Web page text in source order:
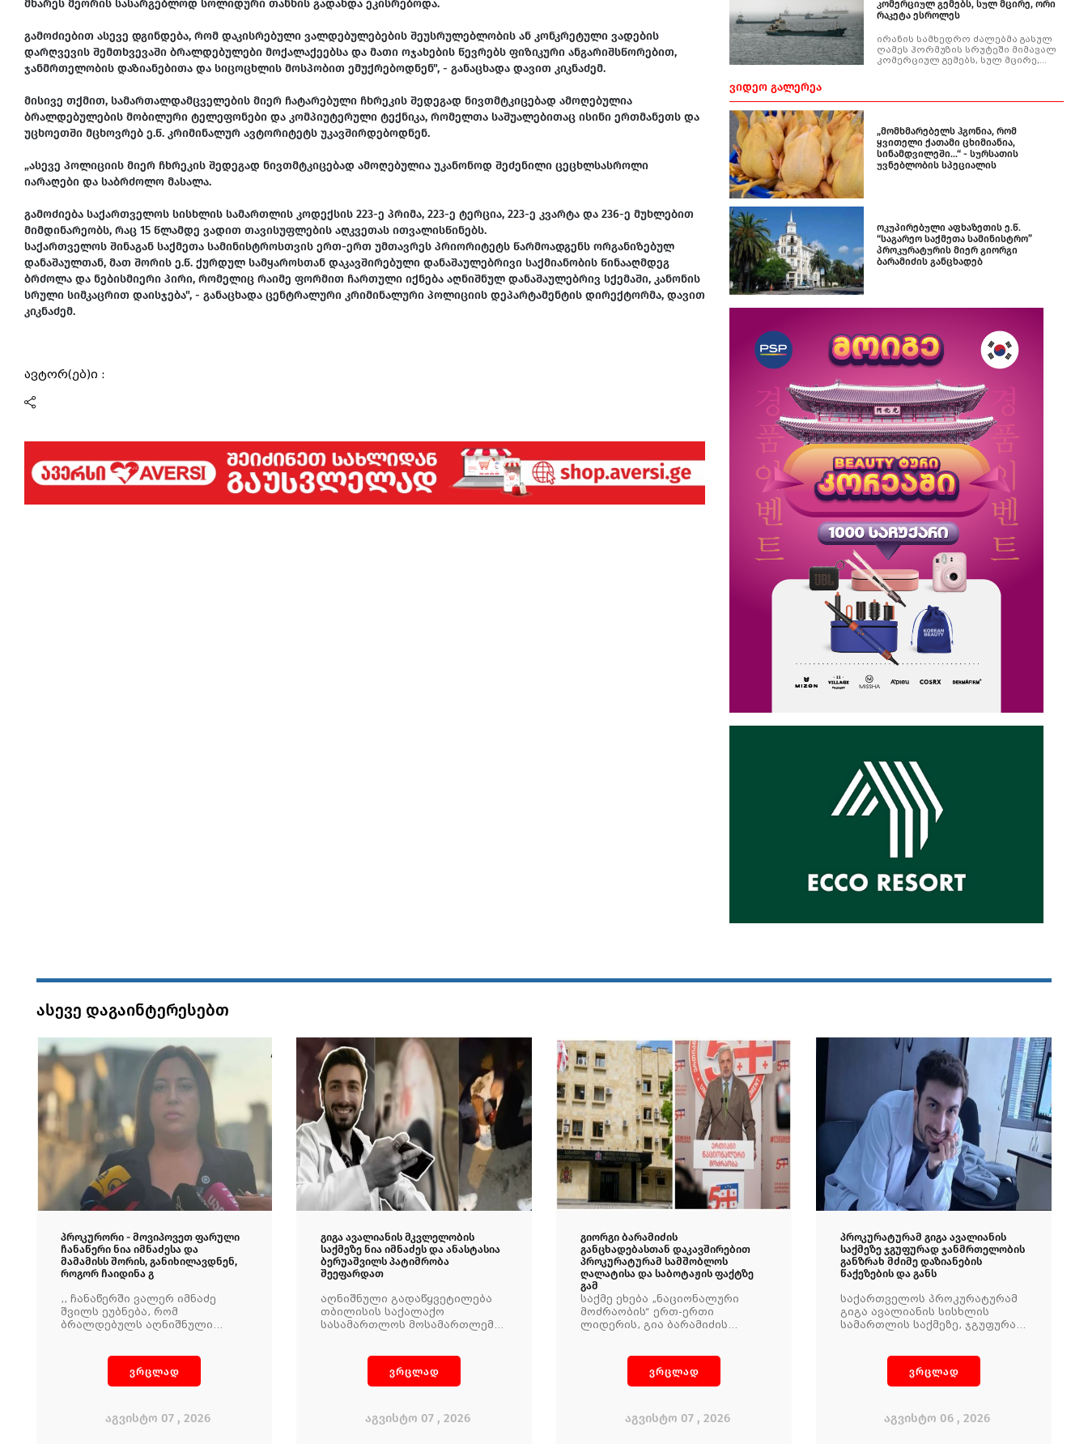
მხარეს მეორის სასარგებლოდ სოლიდური თანხის გადახდა ეკისრებოდა.
გამოძიებით ასევე დგინდება, რომ დაკისრებული ვალდებულებების შეუსრულებლობის ან კონკრეტული ვადების
დარღვევის შემთხვევაში ბრალდებულები მოქალაქეებსა და მათი ოჯახების წევრებს ფიზიკური ანგარიშსწორებით,
ჯანმრთელობის დაზიანებითა და სიცოცხლის მოსპობით ემუქრებოდნენ", - განაცხადა დავით კიკნაძემ.
მისივე თქმით, სამართალდამცველების მიერ ჩატარებული ჩხრეკის შედეგად ნივთმტკიცებად ამოღებულია
ბრალდებულების მობილური ტელეფონები და კომპიუტერული ტექნიკა, რომელთა საშუალებითაც ისინი ერთმანეთს და
უცხოეთში მცხოვრებ ე.წ. კრიმინალურ ავტორიტეტს უკავშირდებოდნენ.
„ასევე პოლიციის მიერ ჩხრეკის შედეგად ნივთმტკიცებად ამოღებულია უკანონოდ შეძენილი ცეცხლსასროლი
იარაღები და საბრძოლო მასალა.
გამოძიება საქართველოს სისხლის სამართლის კოდექსის 223-ე პრიმა, 223-ე ტერცია, 223-ე კვარტა და 236-ე მუხლებით
მიმდინარეობს, რაც 15 წლამდე ვადით თავისუფლების აღკვეთას ითვალისწინებს.
საქართველოს შინაგან საქმეთა სამინისტროსთვის ერთ-ერთ უმთავრეს პრიორიტეტს წარმოადგენს ორგანიზებულ
დანაშაულთან, მათ შორის ე.წ. ქურდულ სამყაროსთან დაკავშირებული დანაშაულებრივი საქმიანობის წინააღმდეგ
ბრძოლა და ნებისმიერი პირი, რომელიც რაიმე ფორმით ჩართული იქნება აღნიშნულ დანაშაულებრივ სქემაში, კანონის
სრული სიმკაცრით დაისჯება", - განაცხადა ცენტრალური კრიმინალური პოლიციის დეპარტამენტის დირექტორმა, დავით
კიკნაძემ.
ავტორ(ებ)ი :
კომერციულ გემებს, სულ მცირე, ორი
რაკეტა ესროლეს
ირანის სამხედრო ძალებმა გასულ
ღამეს ჰორმუზის სრუტეში მიმავალ
კომერციულ გემებს, სულ მცირე,
დაყრდნობით ავრცელებს.
ᲕᲘᲓᲔᲝ ᲒᲐᲚᲔᲠᲔᲐ
„მომხმარებელს ჰგონია, რომ
ყვითელი ქათამი ცხიმიანია,
სინამდვილეში...“ - სურსათის
უვნებლობის სპეციალის
ოკუპირებული აფხაზეთის ე.წ.
“საგარეო საქმეთა სამინისტრო”
პროკურატურის მიერ გიორგი
ბარამიძის განცხადებ
ასევე დაგაინტერესებთ
პროკურორი - მოვიპოვეთ ფარული
ჩანაწერი ნია იმნაძესა და
მამამისს შორის, განიხილავდნენ,
როგორ ჩაიდინა გ
,, ჩანაწერში ვალერ იმნაძე
შვილს ეუბნება, რომ
ბრალდებულს აღნიშნული
ვრცლად
აგვისტო 07 , 2026
გიგა ავალიანის მკვლელობის
საქმეზე ნია იმნაძეს და ანასტასია
ბერუაშვილს პატიმრობა
შეეფარდათ
აღნიშნული გადაწყვეტილება
თბილისის საქალაქო
სასამართლოს მოსამართლემ
ვრცლად
აგვისტო 07 , 2026
გიორგი ბარამიძის
განცხადებასთან დაკავშირებით
პროკურატურამ სამშობლოს
ღალატისა და საბოტაჟის ფაქტზე
გამ
საქმე ეხება „ნაციონალური
მოძრაობის“ ერთ-ერთი
ლიდერის, გია ბარამიძის
ტყვეებს ხვრეტდნენ და
აფხაზური მხარე ამიტომ
ვრცლად
აგვისტო 07 , 2026
პროკურატურამ გიგა ავალიანის
საქმეზე ჯგუფურად ჯანმრთელობის
განზრახ მძიმე დაზიანების
წაქეზების და განს
საქართველოს პროკურატურამ
გიგა ავალიანის სისხლის
სამართლის საქმეზე, ჯგუფურად
მძიმე დანაშაულის
შეუტყობინებლობის ფაქტზე
ბრალდება წარუდგინა. ამის
ვრცლად
აგვისტო 06 , 2026